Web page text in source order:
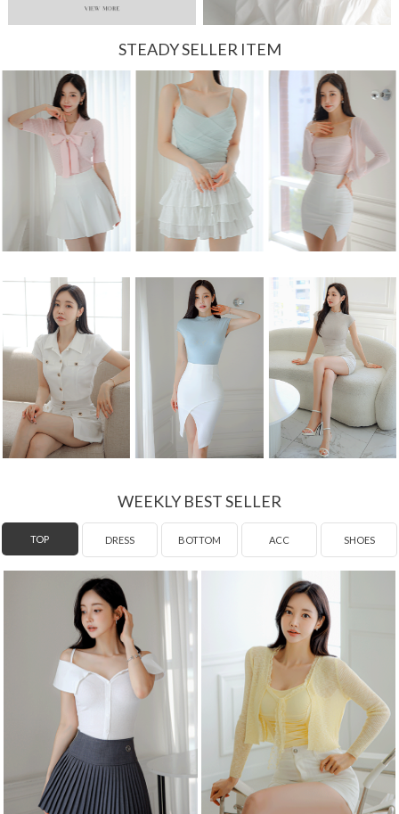
STEADY SELLER ITEM
WEEKLY BEST SELLER
TOP DRESS BOTTOM ACC SHOES